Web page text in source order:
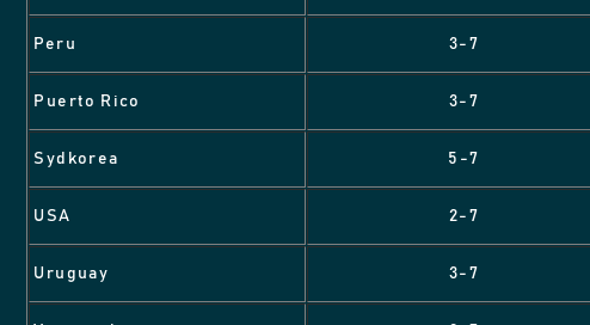
Peru 3-7
Puerto Rico 3-7
Sydkorea 5-7
USA 2-7
Uruguay 3-7